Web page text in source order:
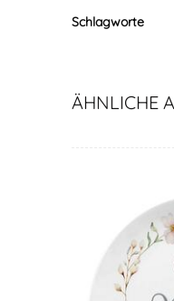
Schlagworte
ÄHNLICHE